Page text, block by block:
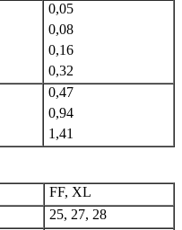
0,05
0,08
0,16
0,32
0,47
0,94
1,41
FF, XL
25, 27, 28